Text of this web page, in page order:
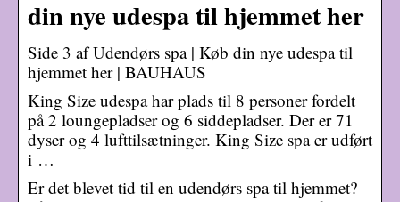
din nye udespa til hjemmet her
Side 3 af Udendørs spa | Køb din nye udespa til
hjemmet her | BAUHAUS
King Size udespa har plads til 8 personer fordelt
på 2 loungepladser og 6 siddepladser. Der er 71
dyser og 4 lufttilsætninger. King Size spa er udført
i …
Er det blevet tid til en udendørs spa til hjemmet?